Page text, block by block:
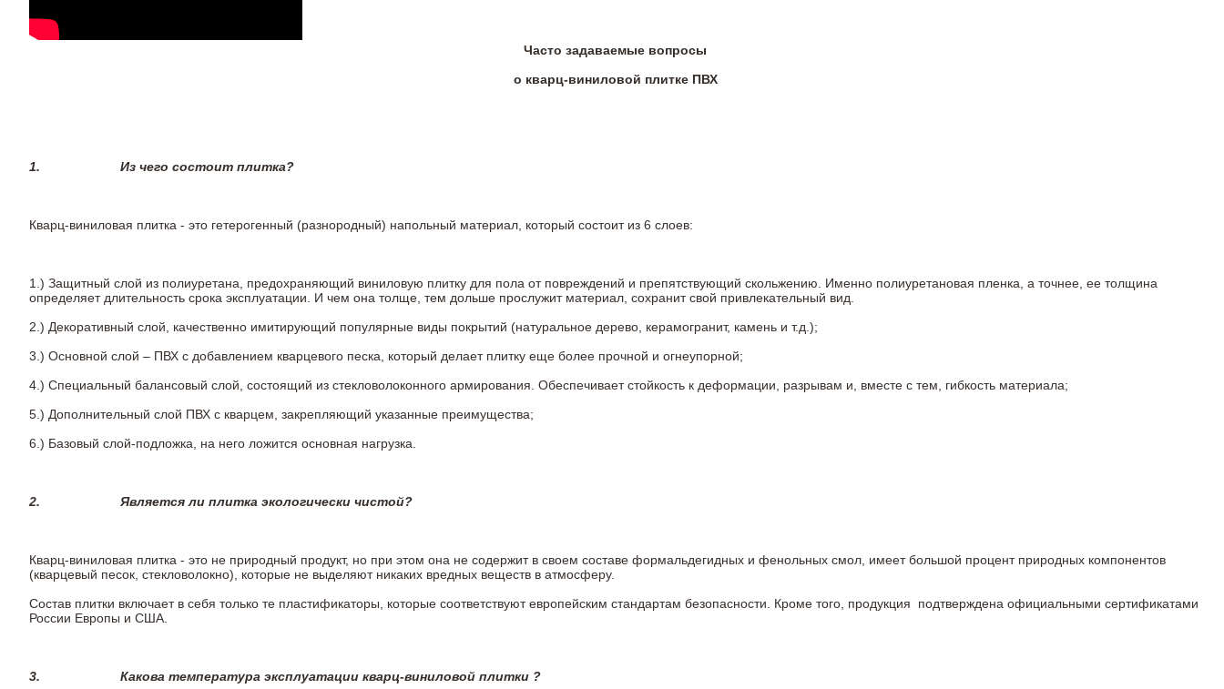
Часто задаваемые вопросы
о кварц-виниловой плитке ПВХ
1. Из чего состоит плитка?
Кварц-виниловая плитка - это гетерогенный (разнородный) напольный материал, который состоит из 6 слоев:
1.) Защитный слой из полиуретана, предохраняющий виниловую плитку для пола от повреждений и препятствующий скольжению. Именно полиуретановая пленка, а точнее, ее толщина
определяет длительность срока эксплуатации. И чем она толще, тем дольше прослужит материал, сохранит свой привлекательный вид.
2.) Декоративный слой, качественно имитирующий популярные виды покрытий (натуральное дерево, керамогранит, камень и т.д.);
3.) Основной слой – ПВХ с добавлением кварцевого песка, который делает плитку еще более прочной и огнеупорной;
4.) Специальный балансовый слой, состоящий из стекловолоконного армирования. Обеспечивает стойкость к деформации, разрывам и, вместе с тем, гибкость материала;
5.) Дополнительный слой ПВХ с кварцем, закрепляющий указанные преимущества;
6.) Базовый слой-подложка, на него ложится основная нагрузка.
2. Является ли плитка экологически чистой?
Кварц-виниловая плитка - это не природный продукт, но при этом она не содержит в своем составе формальдегидных и фенольных смол, имеет большой процент природных компонентов
(кварцевый песок, стекловолокно), которые не выделяют никаких вредных веществ в атмосферу.
Состав плитки включает в себя только те пластификаторы, которые соответствуют европейским стандартам безопасности. Кроме того, продукция подтверждена официальными сертификатами
России Европы и США.
3. Какова температура эксплуатации кварц-виниловой плитки ?